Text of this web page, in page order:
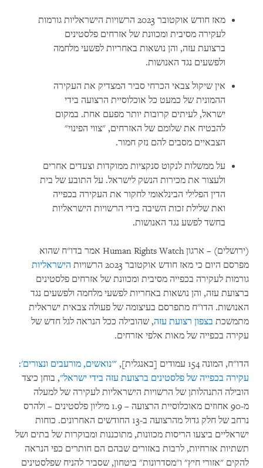
מאז חודש אוקטובר 2023 הרשויות הישראליות גורמות
לעקירה מסיבית ומכוונת של אזרחים פלסטינים
ברצועת עזה, והן נושאות באחריות לפשעי מלחמה
ולפשעים נגד האנושות.
אין שיקול צבאי הכרחי סביר המצדיק את העקירה
ההמונית של כמעט כל אוכלוסיית הרצועה בידי
ישראל, לעיתים קרובות יותר מפעם אחת. במקום
להבטיח את שלומם של האזרחים, "צווי הפינוי"
הצבאיים מסבים להם נזק חמור.
על ממשלות לנקוט סנקציות ממוקדות וצעדים אחרים
ולעצור את מכירות הנשק לישראל. על התובע של בית
הדין הפלילי הבינלאומי לחקור את העקירה בכפייה
ואת שלילת זכות השיבה בידי הרשויות הישראליות
בחשד לפשע נגד האנושות.
(ירושלים) – ארגון Human Rights Watch אמר בדו"ח שהוא
מפרסם היום כי מאז חודש אוקטובר 2023 הרשויות
הישראליות
גורמות לעקירה בכפייה מסיבית ומכוונת של אזרחים פלסטינים
ברצועת עזה, והן נושאות באחריות לפשעי מלחמה ולפשעים נגד
האנושות. הדו"ח מתפרסם בעיצומה של פעולה צבאית ישראלית
מתמשכת בצפון רצועת עזה, שהובילה ככל הנראה לגל חדש של
עקירה בכפייה של מאות אלפי אזרחים.
הדו"ח, המונה 154 עמודים [באנגלית],
"'נואשים, מורעבים ונצורים':
עקירה בכפייה של פלסטינים ברצועת עזה בידי ישראל", בוחן כיצד
הובילה התנהלותן של הרשויות הישראליות לעקירה של למעלה
מ-90 אחוזים מאוכלוסיית הרצועה – 1.9 מיליון פלסטינים – ולהרס
נרחב של חלק גדול מהרצועה ב-13 החודשים האחרונים. כוחות
ישראליים ביצעו הריסות מכוונות, מתוכננות ומבוקרות של בתים ושל
תשתיות אזרחיות, לרבות באזורים שבהם הם חותרים כפי הנראה
להקים "אזורי חיץ" ו"מסדרונות" ביטחון, שסביר להניח שפלסטינים